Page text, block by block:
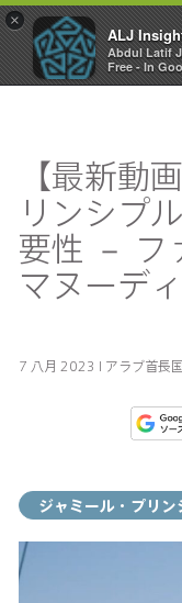
×
ALJ
Abdul Latif
Free - In
Toggle
navigation
【最新動
リンシプ
要性 － フ
マヌーディ
7 八月 2023 I アラブ首長
ジャミール・プリン